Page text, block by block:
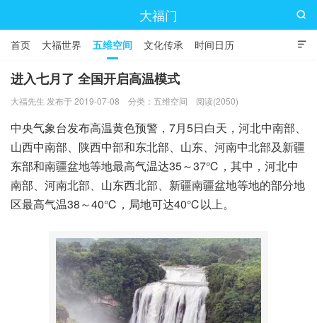
大福门

首页 大福世界 五维空间 文化传承 时间日历

进入七月了 全国开启高温模式
大福先生 发布于 2019-07-08 分类： 五维空间 阅读(2050)
中央气象台发布高温黄色预警，7月5日白天，河北中南部、
山西中南部、陕西中部和东北部、山东、河南中北部及新疆
东部和南疆盆地等地最高气温达35～37℃，其中，河北中
南部、河南北部、山东西北部、新疆南疆盆地等地的部分地
区最高气温38～40℃，局地可达40℃以上。